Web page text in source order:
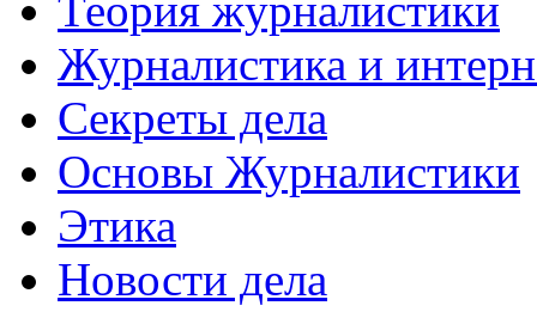
Журналистика и
Секреты дела
Основы Журналистики
Этика
Новости дела